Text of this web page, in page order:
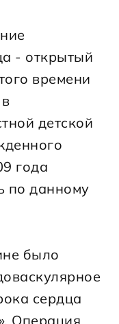
- открытый
времени
детской
года
по данному
было
сердца
Операция